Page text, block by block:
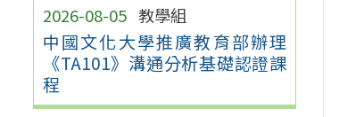
2026-08-05 教學組
中國文化大學推廣教育部辦理
《TA101》溝通分析基礎認證課
程